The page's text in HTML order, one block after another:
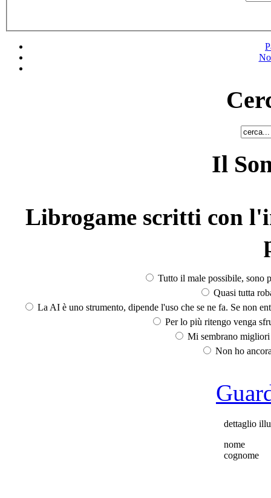
Il
Librogame scritti con
Tutto il male possibile, sono
Quasi tutta
La AI è uno strumento, dipende l'uso che se ne fa. Se non
Per lo più ritengo venga
Mi sembrano
Non ho
dettaglio
nome
cognome